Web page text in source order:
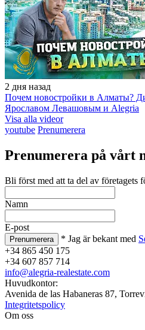
2 дня назад
Почем новостройки в Алматы?
Ярославом Левашовым и Alegria
Visa alla videor
youtube Prenumerera
Prenumerera på vårt
Bli först med att ta del av företagets
Namn
E-post
* Jag är bekant med
+34 865 450 175
+34 607 857 714
info@alegria-realestate.com
Huvudkontor:
Avenida de las Habaneras 87,
Integritetspolicy
Om oss